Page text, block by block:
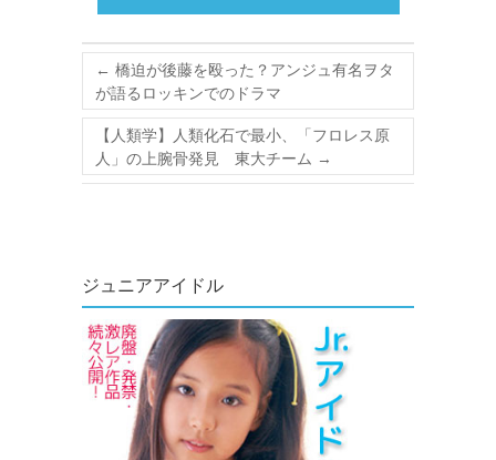
← 橋迫が後藤を殴った？アンジュ有名ヲタ
が語るロッキンでのドラマ
【人類学】人類化石で最小、「フロレス原
人」の上腕骨発見 東大チーム →
ジュニアアイドル